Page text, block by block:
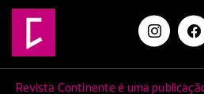
Revista Continente é uma